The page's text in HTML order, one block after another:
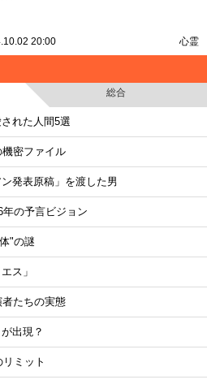
20:00 心霊
総合
れた人間5選
密ファイル
発表原稿」を渡した男
の予言ビジョン
"の謎
ス」
たちの実態
出現？
ミット